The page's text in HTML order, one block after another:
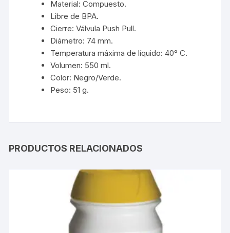
Material: Compuesto.
Libre de BPA.
Cierre: Válvula Push Pull.
Diámetro: 74 mm.
Temperatura máxima de líquido: 40° C.
Volumen: 550 ml.
Color: Negro/Verde.
Peso: 51 g.
PRODUCTOS RELACIONADOS